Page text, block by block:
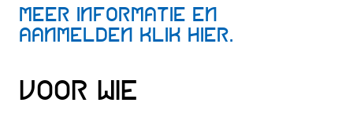
Meer informatie en
aanmelden klik hier.
Voor wie